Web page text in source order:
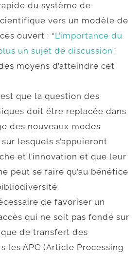
du système de
vers un modèle de
ouvert : “L’importance du
un sujet de discussion ”.
moyens d’atteindre cet
que la question des
doit être replacée dans
des nouveaux modes
sur lesquels s’appuieront
et l’innovation et que leur
peut se faire qu’au bénéfice
de favoriser un
qui ne soit pas fondé sur
de transfert des
les APC (Article Processing